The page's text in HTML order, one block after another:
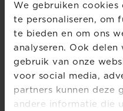
We gebruiken cookies
te personaliseren, om
te bieden en om ons
analyseren. Ook
gebruik van onze
voor social media,
partners kunnen deze
andere informatie die
Snuitkever
Omschrijving
Snuitkevers
zijn
heel
Lees meerSnuitkever